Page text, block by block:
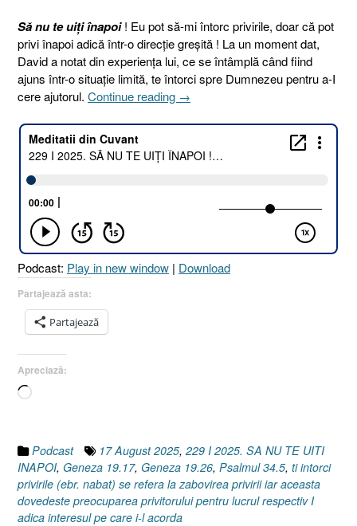
Să nu te uiți înapoi ! Eu pot să-mi întorc privirile, doar că pot
privi înapoi adică într-o direcție greșită ! La un moment dat,
David a notat din experiența lui, ce se întâmplă când fiind
ajuns într-o situație limită, te întorci spre Dumnezeu pentru a-I
cere ajutorul. Continue reading „229
2025.
SĂ
NU
[Psalmul
34.5
→
Podcast: Play in new window | Download
Partajează asta:
Partajează
Apreciază:
Încarc...
Podcast 17 August 2025, 229 I 2025. SA NU TE UITI
INAPOI, Geneza 19.17, Geneza 19.26, Psalmul 34.5, ti intorci
privirile (ebr. nabat) se refera la zabovirea privirii iar aceasta
dovedeste preocuparea privitorului pentru lucrul respectiv I
adica interesul pe care i-l acorda